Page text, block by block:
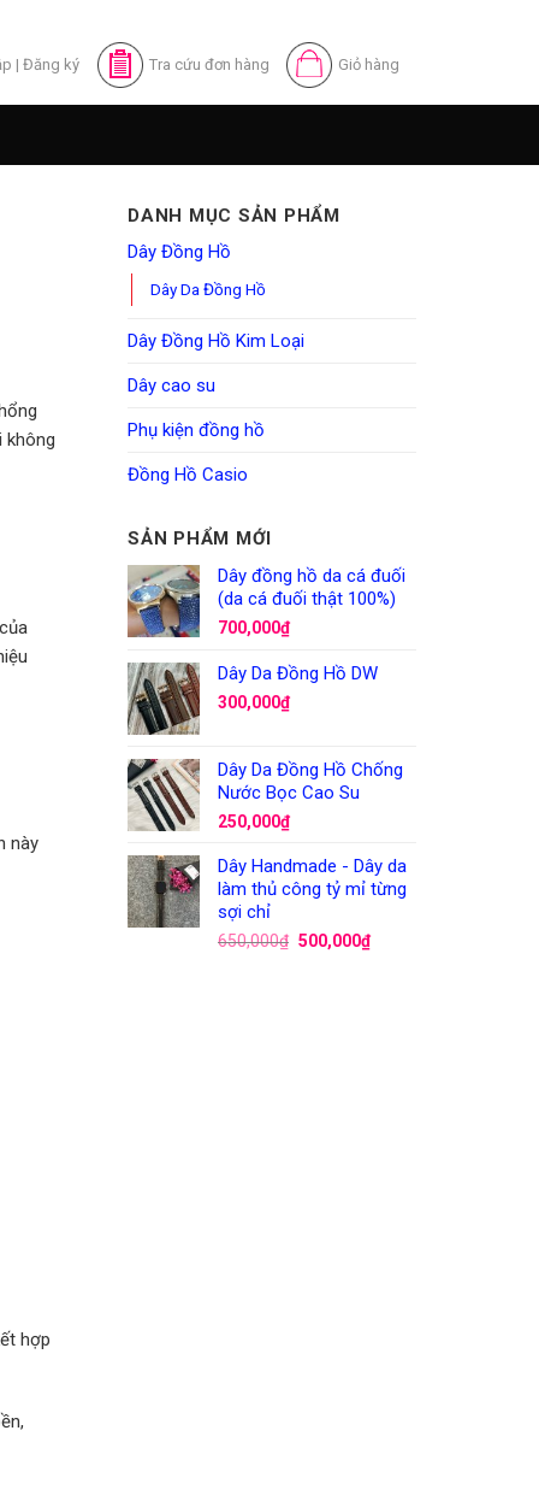
| Đăng ký Tra cứu đơn hàng Giỏ hàng
không
này
hợp
DANH MỤC SẢN PHẨM
Dây Đồng Hồ
Dây Da Đồng Hồ
Dây Đồng Hồ Kim Loại
Dây cao su
Phụ kiện đồng hồ
Đồng Hồ Casio
SẢN PHẨM MỚI
Dây đồng hồ da cá đuối
(da cá đuối thật 100%)
700,000₫
Dây Da Đồng Hồ DW
300,000₫
Dây Da Đồng Hồ Chống
Nước Bọc Cao Su
250,000₫
Dây Handmade - Dây da
làm thủ công tỷ mỉ từng
sợi chỉ
650,000₫ 500,000₫